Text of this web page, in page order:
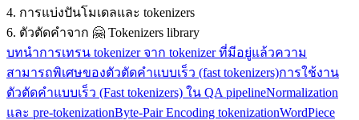
4. การแบ่งปันโมเดลและ tokenizers
6. ตัวตัดคำจาก 🤗 Tokenizers library
บทนำการเทรน tokenizer จาก tokenizer ที่มีอยู่แล้วความ
สามารถพิเศษของตัวตัดคำแบบเร็ว (fast tokenizers)การใช้งาน
ตัวตัดคำแบบเร็ว (Fast tokenizers) ใน QA pipelineNormalization
และ pre-tokenizationByte-Pair Encoding tokenizationWordPiece